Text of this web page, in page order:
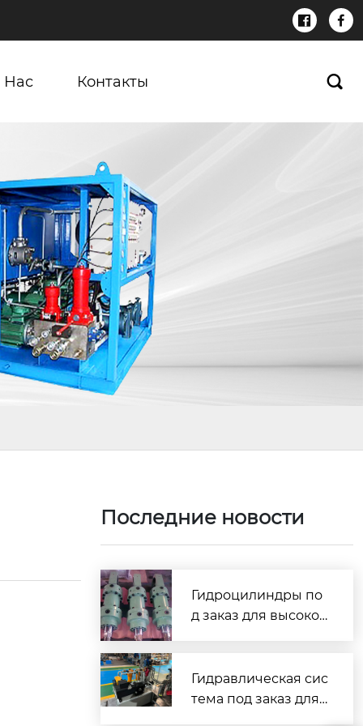
 
Нас Контакты 
Последние новости
Гидроцилиндры по
д заказ для высокоч
стабильности обор
удования на 40%
Гидравлическая сис
тема под заказ для